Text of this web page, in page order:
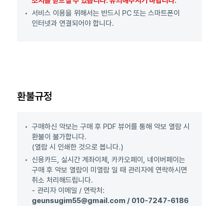
서비스 이용을 위해서는 반드시 PC 또는 스마트폰이
인터넷과 연결되어야 합니다.
환불규정
구매하신 악보는 구매 후 PDF 뷰어를 통해 악보 열람 시
환불이 불가합니다.
(열람 시 인쇄한 것으로 봅니다.)
신용카드, 실시간 계좌이체, 카카오페이, 네이버페이는
구매 후 악보 열람이 미열람 일 때 관리자에 연락하시면
취소 처리해드립니다.
- 관리자 이메일 / 연락처:
geunsugim55@gmail.com / 010-7247-6186